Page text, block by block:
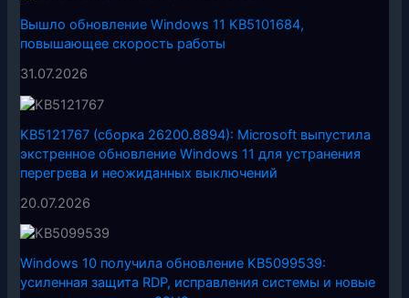
Вышло обновление Windows 11 KB5101684,
повышающее скорость работы
31.07.2026
KB5121767 (сборка 26200.8894): Microsoft выпустила
экстренное обновление Windows 11 для устранения
перегрева и неожиданных выключений
20.07.2026
Windows 10 получила обновление KB5099539:
усиленная защита RDP, исправления системы и новые